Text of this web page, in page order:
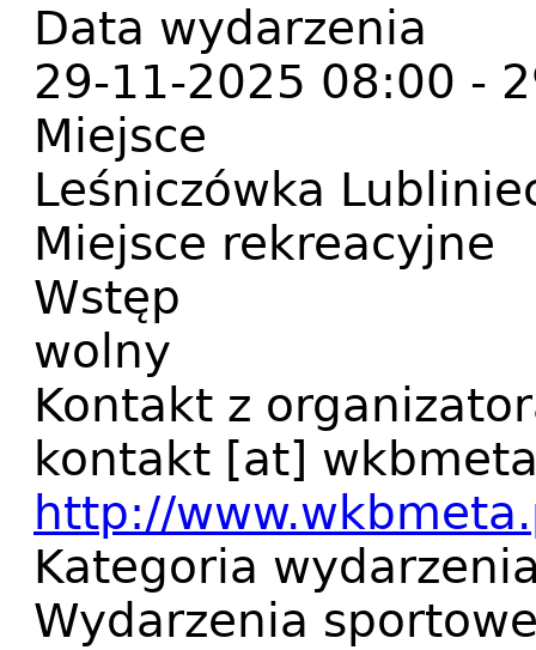
Data wydarzenia
29-11-2025 08:00 -
Miejsce
Leśniczówka
Miejsce rekreacyjne
Wstęp
wolny
Kontakt z
kontakt [at]
http://
Kategoria
Wydarzenia